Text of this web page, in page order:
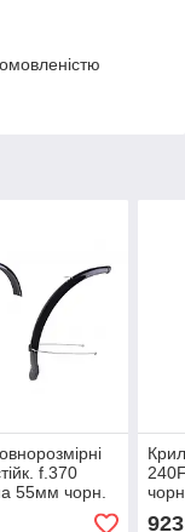
f.370
55мм чорн.
8155
923